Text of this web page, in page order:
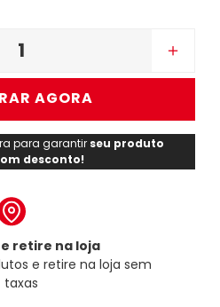
＋
AGORA
para garantir seu produto
desconto!
retire na loja
e retire na loja sem
taxas